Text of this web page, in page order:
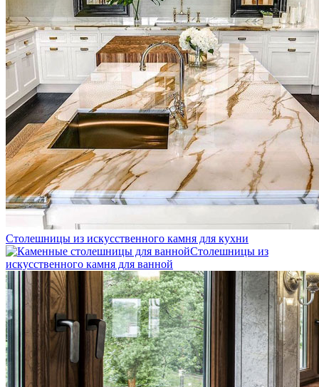
Столешницы из искусственного камня для кухни
Столешницы из
искусственного камня для ванной